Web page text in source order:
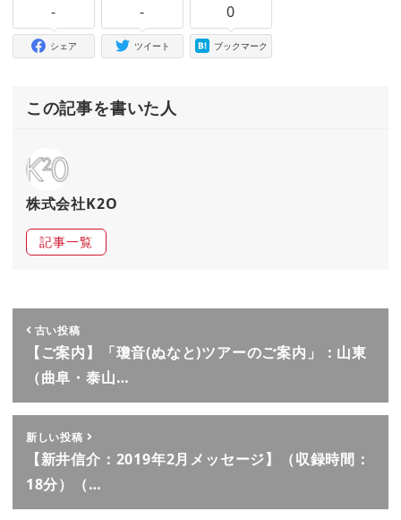
-
シェア
-
ツイート
0
ブックマーク
この記事を書いた人
株式会社K2O
記事一覧
古い投稿
【ご案内】「瓊音(ぬなと)ツアーのご案内」：山東
（曲阜・泰山…
新しい投稿
【新井信介：2019年2月メッセージ】（収録時間：
18分）（…